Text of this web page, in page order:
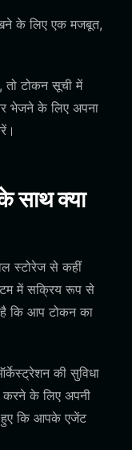
के लिए एक मजबूत,
तो टोकन सूची में
भेजने के लिए अपना
साथ क्या
स्टोरेज से कहीं
में सक्रिय रूप से
है कि आप टोकन का
की सुविधा
करने के लिए अपनी
हुए कि आपके एजेंट